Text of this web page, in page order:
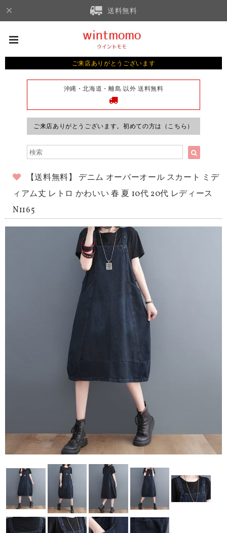
送料無料
ご来店ありがとうございます
沖縄・北海道・離島 以外 送料無料
ご来店ありがとうございます。初めての方は（こちら）
【送料無料】 デニム オーバーオール スカート ミデ
ィアム丈 レトロ かわいい 春 夏 10代 20代 レディース
N1165